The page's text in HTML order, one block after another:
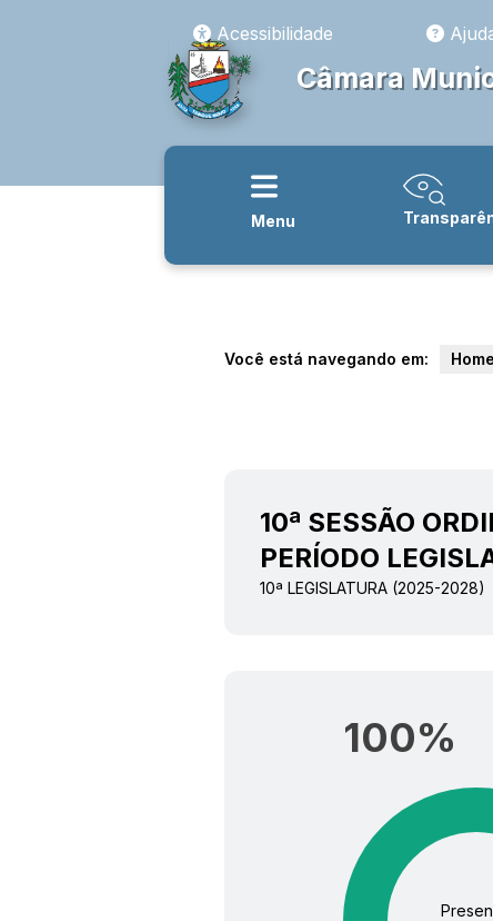
Acessibilidade
Câmara
Menu
Você está navegando em: Home
10ª SESSÃO
PERÍODO
10ª LEGISLATURA (2025-2028)
100%